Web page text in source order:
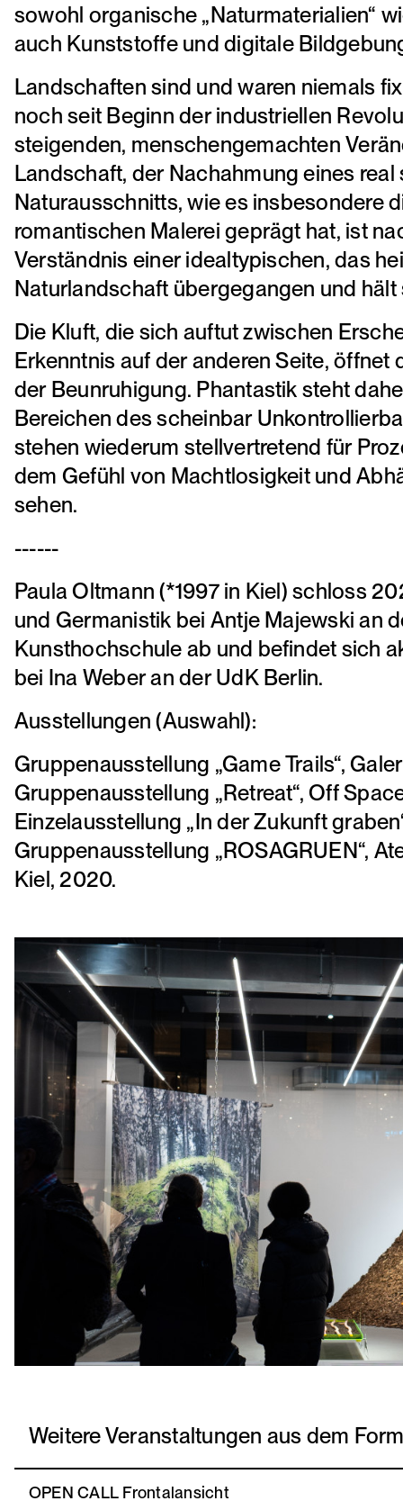
sowohl organische „Naturmaterialien“
auch Kunststoffe und digitale
Landschaften sind und waren niemals
noch seit Beginn der industriellen
steigenden, menschengemachten
Landschaft, der Nachahmung eines real
Naturausschnitts, wie es insbesondere
romantischen Malerei geprägt hat, ist
Verständnis einer idealtypischen, das
Naturlandschaft übergegangen und
Die Kluft, die sich auftut zwischen
Erkenntnis auf der anderen Seite, öffnet
der Beunruhigung. Phantastik steht
Bereichen des scheinbar
stehen wiederum stellvertretend für
dem Gefühl von Machtlosigkeit und
sehen.
------
Paula Oltmann (*1997 in Kiel) schloss
und Germanistik bei Antje Majewski an
Kunsthochschule ab und befindet sich
bei Ina Weber an der UdK Berlin.
Ausstellungen (Auswahl):
Gruppenausstellung „Game Trails“,
Gruppenausstellung „Retreat“, Off
Einzelausstellung „In der Zukunft
Gruppenausstellung „ROSAGRUEN“,
Kiel, 2020.
Weitere Veranstaltungen aus dem
OPEN CALL Frontalansicht